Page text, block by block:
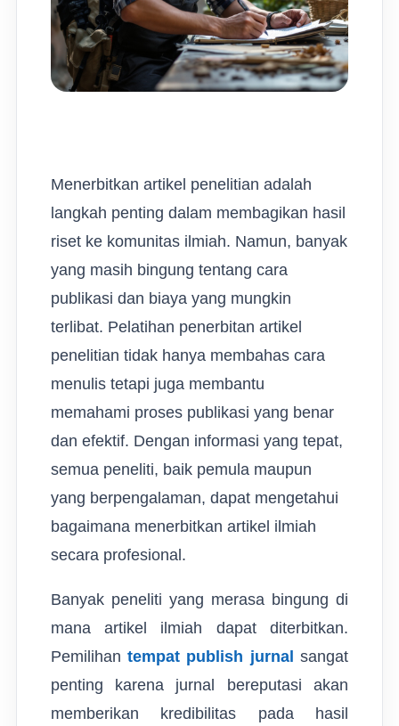
Menerbitkan artikel penelitian adalah
langkah penting dalam membagikan hasil
riset ke komunitas ilmiah. Namun, banyak
yang masih bingung tentang cara
publikasi dan biaya yang mungkin
terlibat. Pelatihan penerbitan artikel
penelitian tidak hanya membahas cara
menulis tetapi juga membantu
memahami proses publikasi yang benar
dan efektif. Dengan informasi yang tepat,
semua peneliti, baik pemula maupun
yang berpengalaman, dapat mengetahui
bagaimana menerbitkan artikel ilmiah
secara profesional.
Banyak peneliti yang merasa bingung di
mana artikel ilmiah dapat diterbitkan.
Pemilihantempat publish jurnal sangat
penting karena jurnal bereputasi akan
memberikan kredibilitas pada hasil